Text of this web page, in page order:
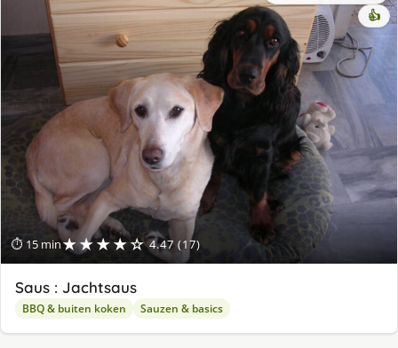
⏱ 15 min★★★★☆ 4.47 (17)
👍
Saus : Jachtsaus
BBQ & buiten koken Sauzen & basics